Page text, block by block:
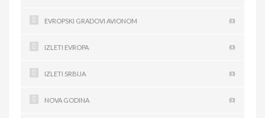
EVROPSKI GRADOVI AVIONOM (0)
IZLETI EVROPA (0)
IZLETI SRBIJA (0)
NOVA GODINA (0)